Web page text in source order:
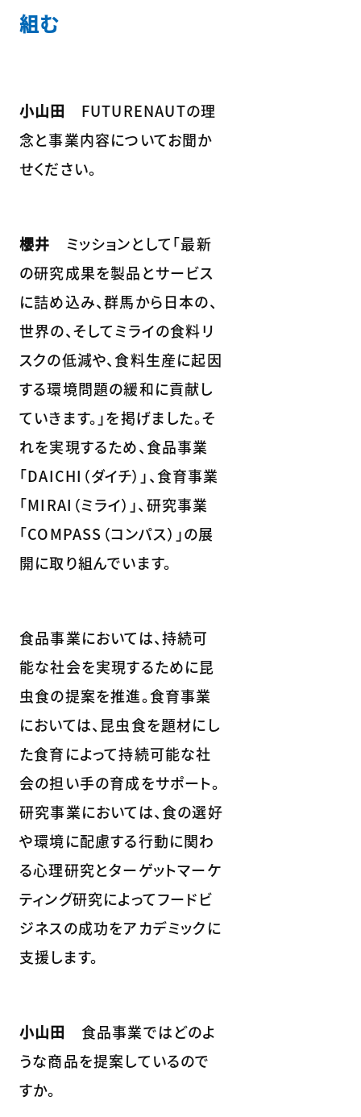
組む
小山田
FUTURENAUTの理
念と事業内容についてお聞か
せください。
櫻井 ミッションとして「最新
の研究成果を製品とサービス
に詰め込み、群馬から日本の、
世界の、そしてミライの食料リ
スクの低減や、食料生産に起因
する環境問題の緩和に貢献し
ていきます。」を掲げました。そ
れを実現するため、食品事業
「DAICHI（ダイチ）」、食育事業
「MIRAI（ミライ）」、研究事業
「COMPASS（コンパス）」の展
開に取り組んでいます。
食品事業においては、持続可
能な社会を実現するために昆
虫食の提案を推進。食育事業
においては、昆虫食を題材にし
た食育によって持続可能な社
会の担い手の育成をサポート。
研究事業においては、食の選好
や環境に配慮する行動に関わ
る心理研究とターゲットマーケ
ティング研究によってフードビ
ジネスの成功をアカデミックに
支援します。
小山田
食品事業ではどのよ
うな商品を提案しているので
すか。